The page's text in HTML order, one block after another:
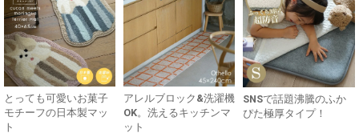
とっても可愛いお菓子
モチーフの日本製マッ
ト
アレルブロック&洗濯機
OK。洗えるキッチンマ
ット
SNSで話題沸騰のふか
ぴた極厚タイプ！